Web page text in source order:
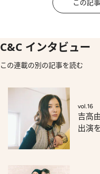
この記
C&C インタビュー
この連載の別の記事を読む
vol.16
吉高
出演